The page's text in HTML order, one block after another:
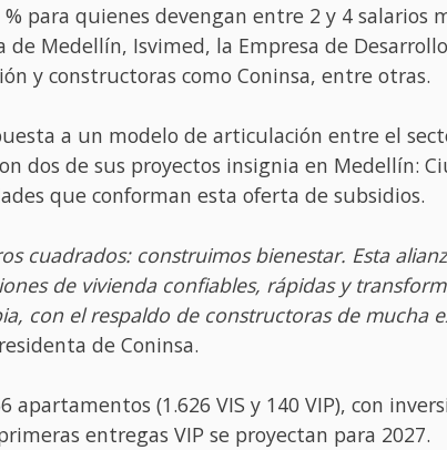
para quienes devengan entre 2 y 4 salarios
Medellín, Isvimed, la Empresa de
y constructoras como Coninsa, entre otras.
a un modelo de articulación entre el
dos de sus proyectos insignia en Medellín:
que conforman esta oferta de subsidios.
cuadrados: construimos bienestar. Esta
de vivienda confiables, rápidas y
con el respaldo de constructoras de mucha
de Coninsa.
apartamentos (1.626 VIS y 140 VIP), con
entregas VIP se proyectan para 2027.